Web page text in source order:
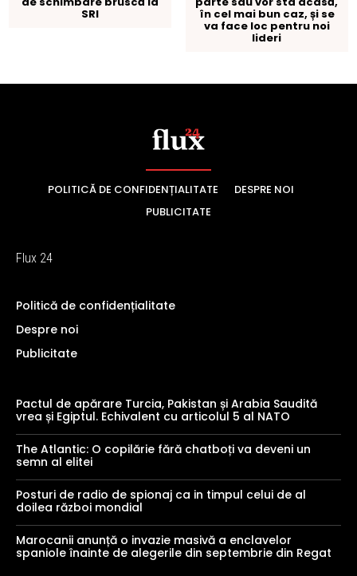
POLITICĂ DE CONFIDENȚIALITATE
DESPRE NOI
PUBLICITATE
Flux 24
Politică de confidențialitate
Despre noi
Publicitate
Pactul de apărare Turcia, Pakistan și Arabia Saudită
vrea și Egiptul. Echivalent cu articolul 5 al NATO
The Atlantic: O copilărie fără chatboți va deveni un
semn al elitei
Posturi de radio de spionaj ca in timpul celui de al
doilea război mondial
Marocanii anunță o invazie masivă a enclavelor
spaniole înainte de alegerile din septembrie din Regat